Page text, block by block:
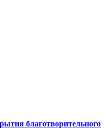
благотворительного